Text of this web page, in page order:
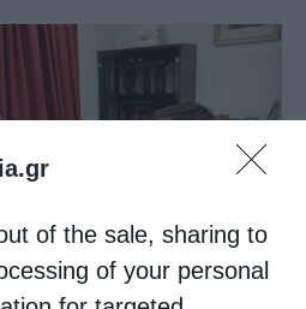
of the sale, sharing to
of your personal